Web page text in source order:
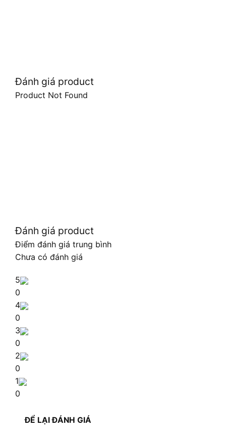
Đánh giá product
Product Not Found
Đánh giá product
Điểm đánh giá trung bình
Chưa có đánh giá
5
0
4
0
3
0
2
0
1
0
ĐỂ LẠI ĐÁNH GIÁ